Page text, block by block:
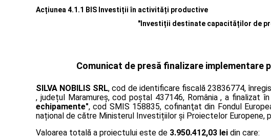
Acțiunea 4.1.1 BIS Investiții în activități productive
"Investiții destinate capacităților de
Comunicat de presă finalizare implementare
SILVA NOBILIS SRL, cod de identificare fiscală 23836774,
, județul Maramureș, cod poștal 437146, România , a finalizat
echipamente", cod SMIS 158835, cofinanţat din Fondul
național de către Ministerul Investițiilor și Proiectelor Europene,
Valoarea totală a proiectului este de 3.950.412,03 lei din care: